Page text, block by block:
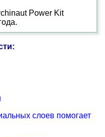
Power Kit
слоев помогает